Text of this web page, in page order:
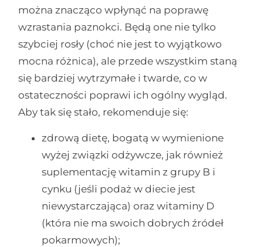
można znacząco wpłynąć na poprawę
wzrastania paznokci. Będą one nie tylko
szybciej rosły (choć nie jest to wyjątkowo
mocna różnica), ale przede wszystkim staną
się bardziej wytrzymałe i twarde, co w
ostateczności poprawi ich ogólny wygląd.
Aby tak się stało, rekomenduje się:
zdrową dietę, bogatą w wymienione
wyżej związki odżywcze, jak również
suplementację witamin z grupy B i
cynku (jeśli podaż w diecie jest
niewystarczająca) oraz witaminy D
(która nie ma swoich dobrych źródeł
pokarmowych);